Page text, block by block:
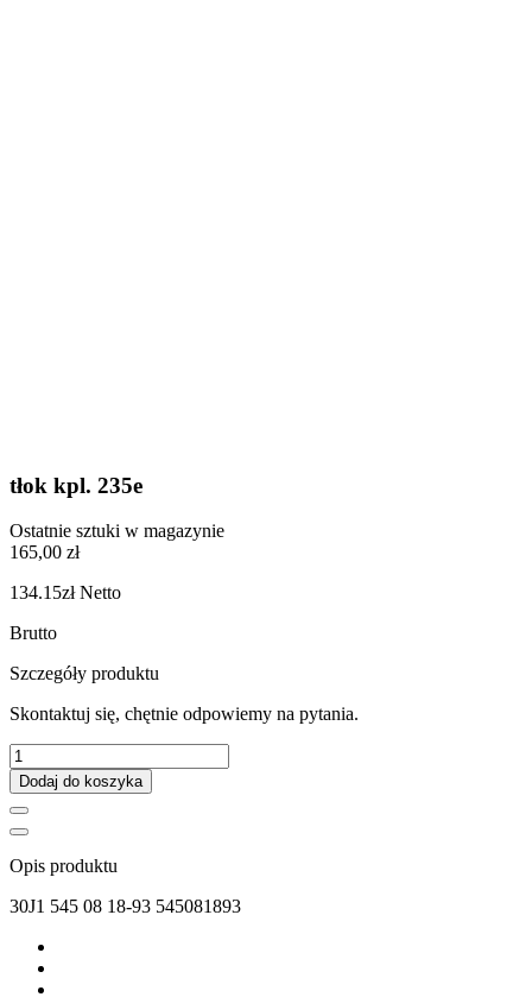
tłok kpl. 235e
Ostatnie sztuki w magazynie
165,00 zł
134.15zł Netto
Brutto
Szczegóły produktu
Skontaktuj się, chętnie odpowiemy na pytania.
Dodaj do koszyka
Opis produktu
30J1 545 08 18-93 545081893